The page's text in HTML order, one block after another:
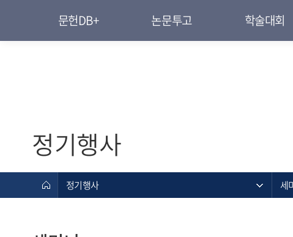
문헌DB+ 논문투고 학술대회
정기행사
정기행사 세